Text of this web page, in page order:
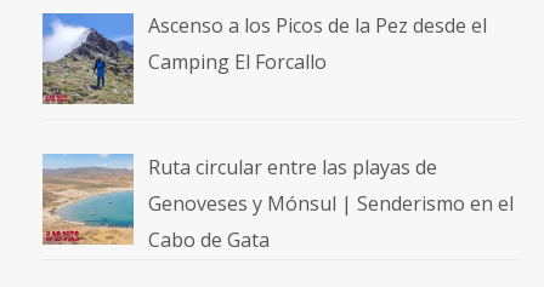
Ascenso a los Picos de la Pez desde el
Camping El Forcallo
Ruta circular entre las playas de
Genoveses y Mónsul | Senderismo en el
Cabo de Gata